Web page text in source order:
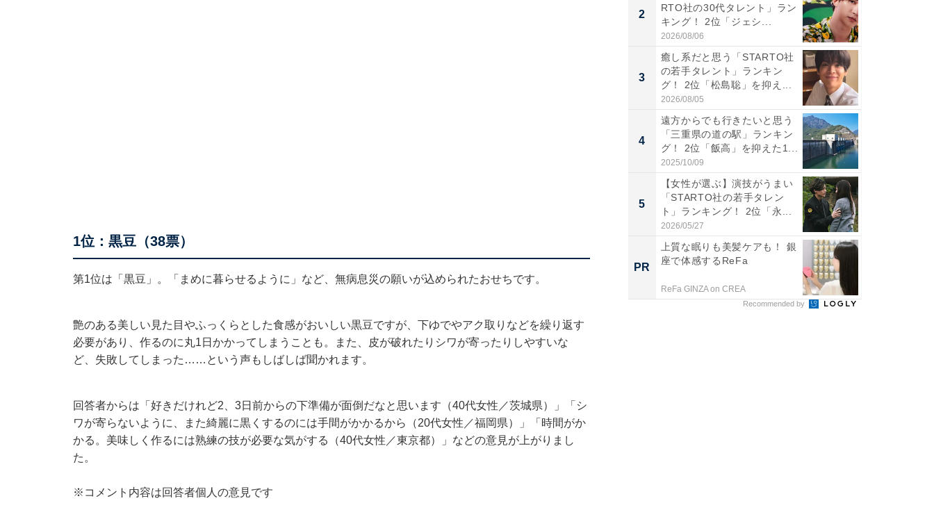
1位：黒豆（38票）
第1位は「黒豆」。「まめに暮らせるように」など、無病息災の願いが込められたおせちです。
艶のある美しい見た目やふっくらとした食感がおいしい黒豆ですが、下ゆでやアク取りなどを繰り返す
必要があり、作るのに丸1日かかってしまうことも。また、皮が破れたりシワが寄ったりしやすいな
ど、失敗してしまった……という声もしばしば聞かれます。
回答者からは「好きだけれど2、3日前からの下準備が面倒だなと思います（40代女性／茨城県）」「シ
ワが寄らないように、また綺麗に黒くするのには手間がかかるから（20代女性／福岡県）」「時間がか
かる。美味しく作るには熟練の技が必要な気がする（40代女性／東京都）」などの意見が上がりまし
た。
※コメント内容は回答者個人の意見です
2
RTO社の30代タレント」ラン
キング！ 2位「ジェシ...
2026/08/06
3
癒し系だと思う「STARTO社
の若手タレント」ランキン
グ！ 2位「松島聡」を抑え...
2026/08/05
4
遠方からでも行きたいと思う
「三重県の道の駅」ランキン
グ！ 2位「飯高」を抑えた1...
2025/10/09
5
【女性が選ぶ】演技がうまい
「STARTO社の若手タレン
ト」ランキング！ 2位「永...
2026/05/27
PR
上質な眠りも美髪ケアも！ 銀
座で体感するReFa
ReFa GINZA on CREA
Recommended by